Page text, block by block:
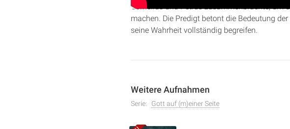
Cornelius und Petrus zusammenbrachte, um
machen. Die Predigt betont die Bedeutung
seine Wahrheit vollständig begreifen.
Weitere Aufnahmen
Serie: Gott auf (m)einer Seite